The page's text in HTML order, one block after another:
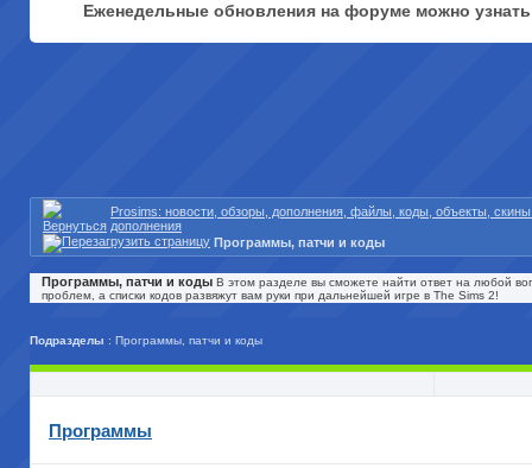
Еженедельные обновления на форуме можно
Prosims: новости, обзоры, дополнения, файлы, коды, объекты,
дополнения
Программы, патчи и коды
Программы, патчи и коды В этом разделе вы сможете найти ответ на любой
проблем, а списки кодов развяжут вам руки при дальнейшей игре в The Sims 2!
Подразделы : Программы, патчи и коды
Программы